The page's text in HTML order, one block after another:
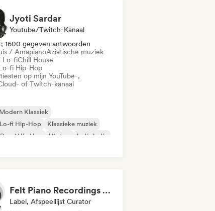
Jyoti Sardar
Youtube/Twitch-Kanaal
1600 gegeven antwoorden
/ AmapianoAziatische muziek
Lo-fiChill House
fi Hip-Hop
op mijn YouTube-,
of Twitch-kanaal
Klassiek
fi Hip-Hop
Klassieke muziek
/ Hip Hop
Hiphop
Indie India
Felt Piano Recordings (label, playlists)
Label, Afspeellijst Curator